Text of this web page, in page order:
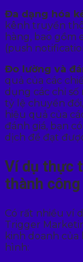
Đa dạng hóa
kênh truyền
hàng, bao gồm
(push
Đo lường và
quả của các
dụng các chỉ
tỷ lệ chuyển
hiệu quả của
đánh giá, bạn
dịch để đạt
Ví dụ thực
thành công
Có rất nhiều ví
Trigger
kinh doanh của
hình: